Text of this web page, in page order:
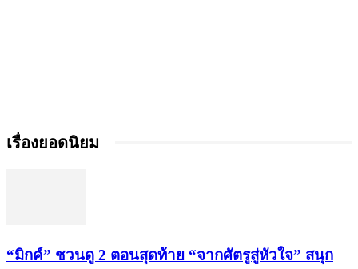
เรื่องยอดนิยม
“มิกค์” ชวนดู 2 ตอนสุดท้าย “จากศัตรูสู่หัวใจ” สนุก